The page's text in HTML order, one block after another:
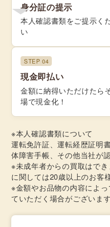
身分証の提示
本人確認書類をご提示く
い
STEP 04
現金即払い
金額に納得いただけたら
場で現金化！
※本人確認書類について
運転免許証、運転経歴証明
体障害手帳、その他当社が
※未成年者からの買取はで
に関しては20歳以上のお客
※金額やお品物の内容によ
ていただく場合がございます